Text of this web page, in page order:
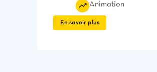
trending_up Animation
En savoir plus